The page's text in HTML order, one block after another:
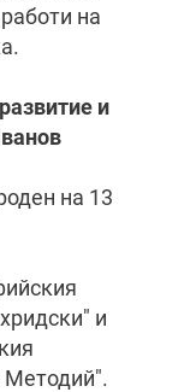
на
и
на 13
и
Методий".